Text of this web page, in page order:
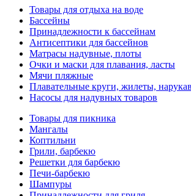
Товары для отдыха на воде
Бассейны
Принадлежности к бассейнам
Антисептики для бассейнов
Матраcы надувные, плоты
Очки и маски для плавания, ласты
Мячи пляжные
Плавательные круги, жилеты,
Насосы для надувных товаров
Товары для пикника
Мангалы
Коптильни
Грили, барбекю
Решетки для барбекю
Печи-барбекю
Шампуры